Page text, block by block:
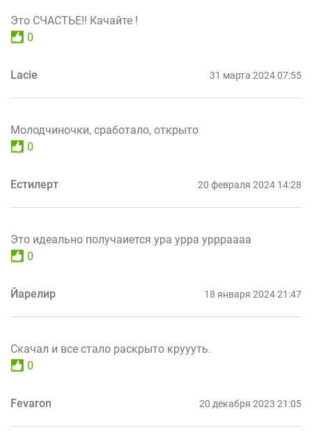
Это СЧАСТЬЕ!! Качайте !
0
Lacie 31 марта 2024 07:55
Молодчиночки, сработало, открыто
0
Естилерт 20 февраля 2024 14:28
Это идеально получаиется ура урра уррраааа
0
Йарелир 18 января 2024 21:47
Скачал и все стало раскрыто круууть.
0
Fevaron 20 декабря 2023 21:05